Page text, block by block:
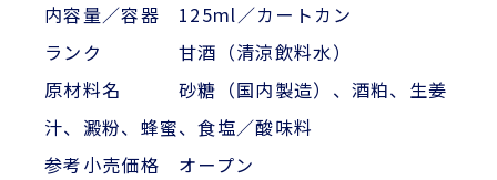
内容量／容器 125ml／カートカン
ランク 甘酒（清涼飲料水）
原材料名 砂糖（国内製造）、酒粕、生姜
汁、澱粉、蜂蜜、食塩／酸味料
参考小売価格 オープン